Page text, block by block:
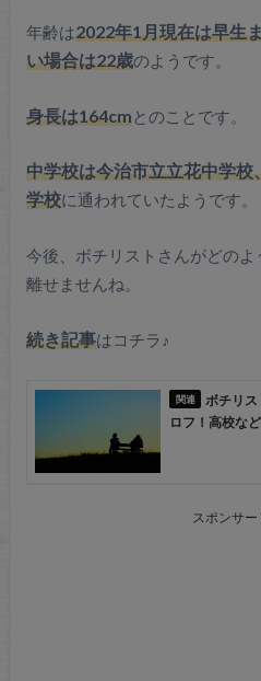
年齢は2022年1月現在は早生
い場合は22歳のようです。
身長は164cmとのことです。
中学校は今治市立立花中学
学校に通われていたようです。
今後、ボチリストさんがどの
離せませんね。
続き記事はコチラ♪
ボチリ
ロフ！高校な
スポンサー